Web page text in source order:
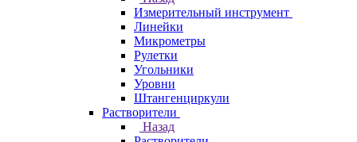
Измерительный инструмент
Линейки
Микрометры
Рулетки
Угольники
Уровни
Штангенциркули
Растворители
Назад